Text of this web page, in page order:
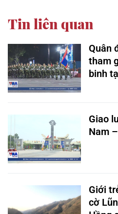
Tin liên quan
Quân
tham
binh
Giao
Nam
Giới
cờ